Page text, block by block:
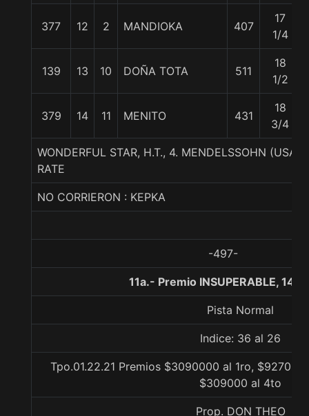
377 12 2 MANDIOKA 407
17
1/4
139 13 10 DOÑA TOTA 511
18
1/2
379 14 11 MENITO 431
18
3/4
WONDERFUL STAR, H.T., 4. MENDELSSOHN
RATE
NO CORRIERON : KEPKA
-497-
11a.- Premio INSUPERABLE,
Pista Normal
Indice: 36 al 26
Tpo.01.22.21 Premios $3090000 al 1ro,
$309000 al 4to
Prop. DON THEO